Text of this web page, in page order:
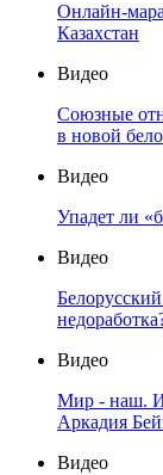
Онлайн-
Казахстан
Видео
Союзные
в новой
Видео
Упадет ли
Видео
Видео
Мир - наш.
Аркадия
Видео